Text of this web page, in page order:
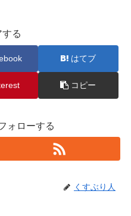
する
はてブ
コピー
ォローする
くすぶり人